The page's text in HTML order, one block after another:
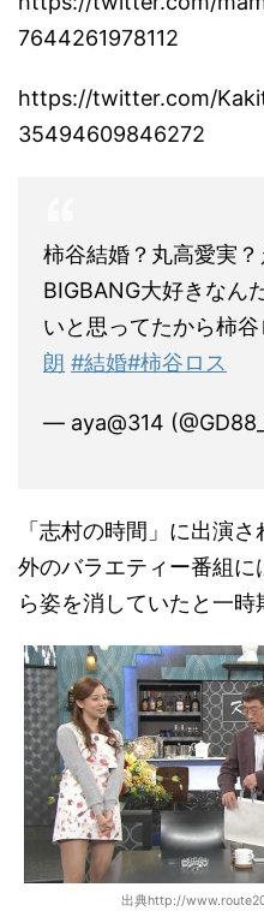
7644261978112
https://twitter.com/
35494609846272
柿谷結婚？丸高愛実？
BIGBANG大好きなん
いと思ってたから柿
朗 #結婚#柿谷ロス
— aya@314
「志村の時間」に出演
外のバラエティー番組
ら姿を消していたと一時
出典http://